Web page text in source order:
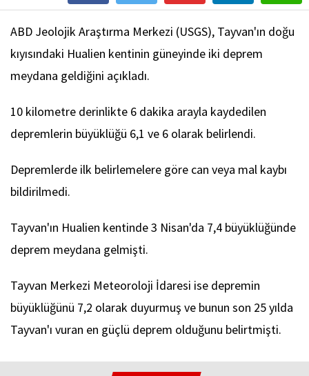
ABD Jeolojik Araştırma Merkezi (USGS), Tayvan'ın doğu
kıyısındaki Hualien kentinin güneyinde iki deprem
meydana geldiğini açıkladı.
10 kilometre derinlikte 6 dakika arayla kaydedilen
depremlerin büyüklüğü 6,1 ve 6 olarak belirlendi.
Depremlerde ilk belirlemelere göre can veya mal kaybı
bildirilmedi.
Tayvan'ın Hualien kentinde 3 Nisan'da 7,4 büyüklüğünde
deprem meydana gelmişti.
Tayvan Merkezi Meteoroloji İdaresi ise depremin
büyüklüğünü 7,2 olarak duyurmuş ve bunun son 25 yılda
Tayvan'ı vuran en güçlü deprem olduğunu belirtmişti.